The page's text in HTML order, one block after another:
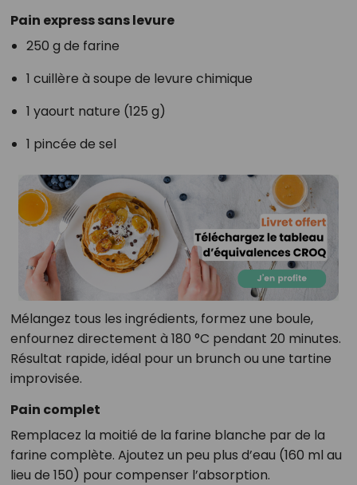
Pain express sans levure
250 g de farine
1 cuillère à soupe de levure chimique
1 yaourt nature (125 g)
1 pincée de sel
Mélangez tous les ingrédients, formez une boule,
enfournez directement à 180 °C pendant 20 minutes.
Résultat rapide, idéal pour un brunch ou une tartine
improvisée.
Pain complet
Remplacez la moitié de la farine blanche par de la
farine complète. Ajoutez un peu plus d’eau (160 ml au
lieu de 150) pour compenser l’absorption.